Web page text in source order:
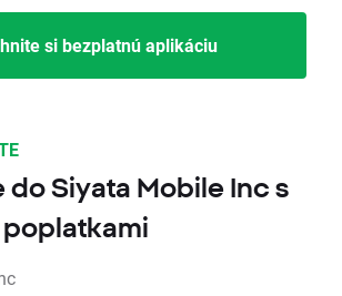
si bezplatnú aplikáciu
do Siyata Mobile Inc s